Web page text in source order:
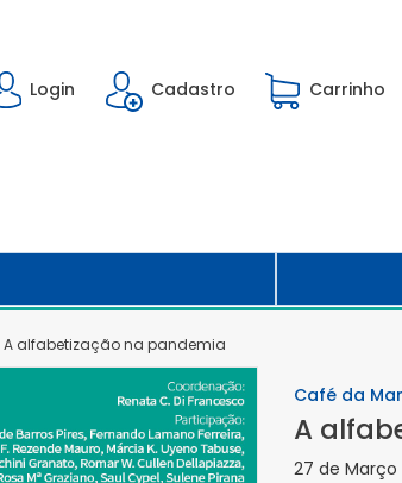
Login Cadastro Carrinho
A alfabetização na pandemia
Café da
A
27 de Março